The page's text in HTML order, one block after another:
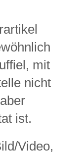
mit
nicht
ist.
Video,